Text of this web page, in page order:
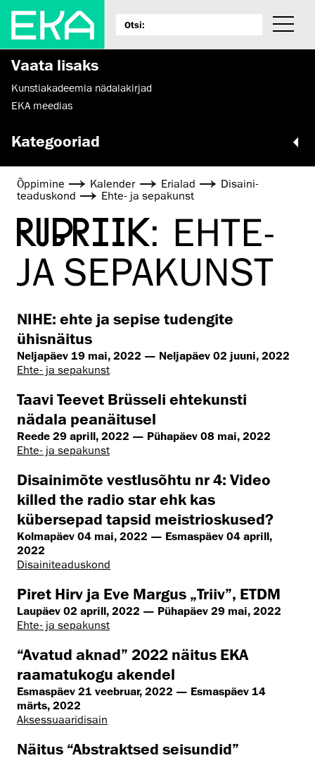
Vaata lisaks
Kunstiakadeemia nädalakirjad
EKA meedias
Kategooriad
Õppimine Kalender Erialad
Disaini­­
teaduskond
Ehte- ja sepakunst
RUBRIIK: EHTE-
JA SEPAKUNST
NIHE: ehte ja sepise tudengite
ühisnäitus
Neljapäev 19 mai, 2022 — Neljapäev 02 juuni, 2022
Ehte- ja sepakunst
Taavi Teevet Brüsseli ehtekunsti
nädala peanäitusel
Reede 29 aprill, 2022 — Pühapäev 08 mai, 2022
Ehte- ja sepakunst
Disainimõte vestlusõhtu nr 4: Video
killed the radio star ehk kas
kübersepad tapsid meistrioskused?
Kolmapäev 04 mai, 2022 — Esmaspäev 04 aprill,
2022
Disaini­­teaduskond
Piret Hirv ja Eve Margus „Triiv”, ETDM
Laupäev 02 aprill, 2022 — Pühapäev 29 mai, 2022
Ehte- ja sepakunst
“Avatud aknad” 2022 näitus EKA
raamatukogu akendel
Esmaspäev 21 veebruar, 2022 — Esmaspäev 14
märts, 2022
Aksessuaaridisain
Näitus “Abstraktsed seisundid”